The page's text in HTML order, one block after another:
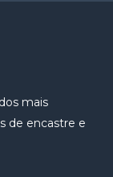
mais
de encastre e